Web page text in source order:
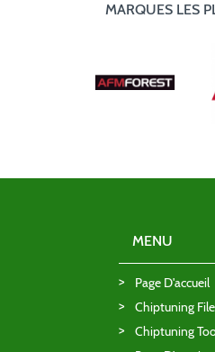
MARQUES LES
MENU
Page D'accueil
Chiptuning
Chiptuning